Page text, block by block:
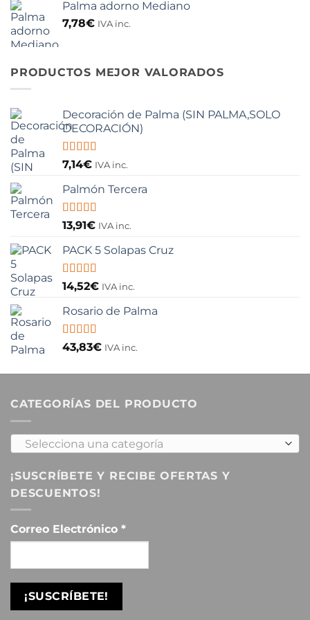
original
era:
actual
Palma adorno Mediano
7,78€ IVA inc.
PRODUCTOS MEJOR VALORADOS
Decoración de Palma (SIN PALMA,SOLO
DECORACIÓN)
Valorado
con
5
7,14€ IVA inc.
Palmón Tercera
Valorado
con
5
13,91€ IVA inc.
PACK 5 Solapas Cruz
Valorado
con
5
14,52€ IVA inc.
Rosario de Palma
Valorado
con
43,83€ IVA inc.
CATEGORÍAS DEL PRODUCTO
Selecciona una categoría
¡SUSCRÍBETE Y RECIBE OFERTAS Y
DESCUENTOS!
Correo Electrónico *